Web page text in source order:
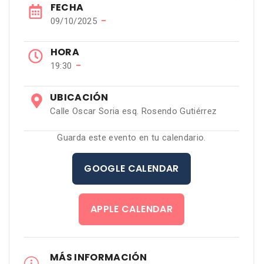
FECHA
09/10/2025 −
HORA
19:30 −
UBICACIÓN
Calle Oscar Soria esq. Rosendo Gutiérrez
Guarda este evento en tu calendario.
GOOGLE CALENDAR
APPLE CALENDAR
MÁS INFORMACIÓN